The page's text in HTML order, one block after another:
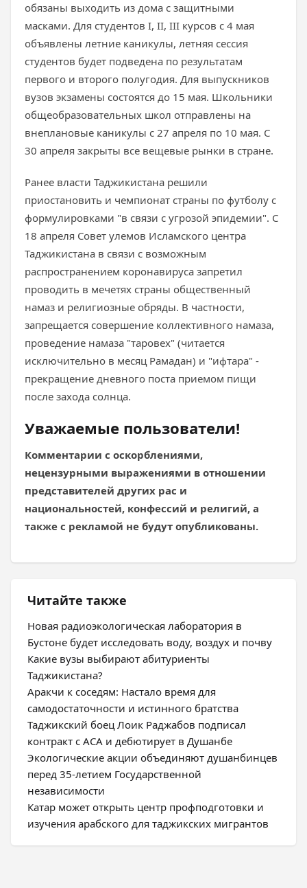
обязаны выходить из дома с защитными
масками. Для студентов I, II, III курсов с 4 мая
объявлены летние каникулы, летняя сессия
студентов будет подведена по результатам
первого и второго полугодия. Для выпускников
вузов экзамены состоятся до 15 мая. Школьники
общеобразовательных школ отправлены на
внеплановые каникулы с 27 апреля по 10 мая. С
30 апреля закрыты все вещевые рынки в стране.
Ранее власти Таджикистана решили
приостановить и чемпионат страны по футболу с
формулировками "в связи с угрозой эпидемии". С
18 апреля Совет улемов Исламского центра
Таджикистана в связи с возможным
распространением коронавируса запретил
проводить в мечетях страны общественный
намаз и религиозные обряды. В частности,
запрещается совершение коллективного намаза,
проведение намаза "таровех" (читается
исключительно в месяц Рамадан) и "ифтара" -
прекращение дневного поста приемом пищи
после захода солнца.
Уважаемые пользователи!
Комментарии с оскорблениями,
нецензурными выражениями в отношении
представителей других рас и
национальностей, конфессий и религий, а
также с рекламой не будут опубликованы.
Читайте также
Новая радиоэкологическая лаборатория в
Бустоне будет исследовать воду, воздух и почву
Какие вузы выбирают абитуриенты
Таджикистана?
Аракчи к соседям: Настало время для
самодостаточности и истинного братства
Таджикский боец Лоик Раджабов подписал
контракт с ACA и дебютирует в Душанбе
Экологические акции объединяют душанбинцев
перед 35-летием Государственной
независимости
Катар может открыть центр профподготовки и
изучения арабского для таджикских мигрантов